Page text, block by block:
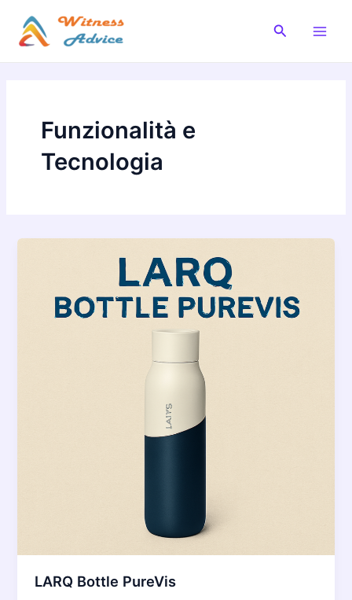
contenuto
Cerca
Funzionalità e
Tecnologia
LARQ Bottle PureVis